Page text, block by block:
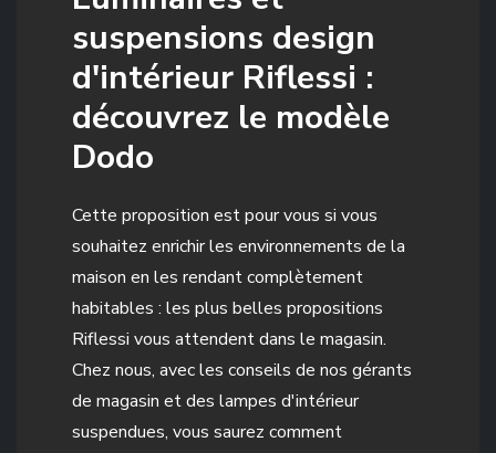
suspensions design
d'intérieur Riflessi :
découvrez le modèle
Dodo
Cette proposition est pour vous si vous
souhaitez enrichir les environnements de la
maison en les rendant complètement
habitables : les plus belles propositions
Riflessi vous attendent dans le magasin.
Chez nous, avec les conseils de nos gérants
de magasin et des lampes d'intérieur
suspendues, vous saurez comment